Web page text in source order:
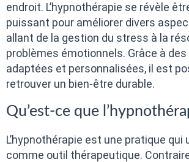
endroit. L’hypnothérapie se révèle
puissant pour améliorer divers
allant de la gestion du stress à la
problèmes émotionnels. Grâce à
adaptées et personnalisées, il est
retrouver un bien-être durable.
Qu’est-ce que
L’hypnothérapie est une pratique qui
comme outil thérapeutique.